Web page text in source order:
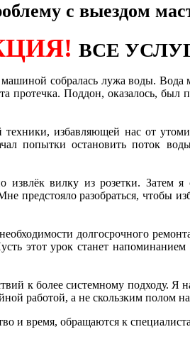
с выездом
ВСЕ
собралась лужа воды.
протечка. Поддон, оказалось, был
избавляющей нас от
попытки остановить поток
вилку из розетки. Затем я
предстояло разобраться, чтобы
долгосрочного
этот урок станет
к более системному подходу. Я
работой, а не скользким полом
и время, обращаются к